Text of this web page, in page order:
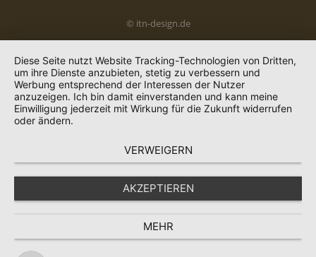
© itn-design.de
Diese Seite nutzt Website Tracking-Technologien von Dritten,
um ihre Dienste anzubieten, stetig zu verbessern und
Werbung entsprechend der Interessen der Nutzer
anzuzeigen. Ich bin damit einverstanden und kann meine
Einwilligung jederzeit mit Wirkung für die Zukunft widerrufen
oder ändern.
VERWEIGERN
AKZEPTIEREN
MEHR